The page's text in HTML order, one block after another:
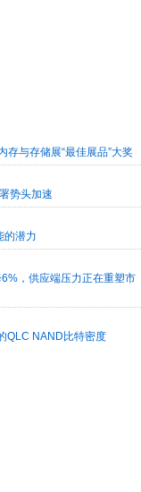
存与存储展“最佳展品”大奖
势头加速
的潜力
，供应端压力正在重塑市
QLC NAND比特密度